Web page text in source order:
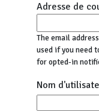
Adresse de
The email
used if you need
for opted-in
Nom